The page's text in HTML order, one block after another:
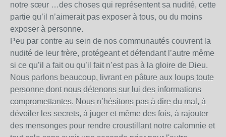
notre sœur …des choses qui représentent sa nudité, cette
partie qu’il n’aimerait pas exposer à tous, ou du moins
exposer à personne.
Peu par contre au sein de nos communautés couvrent la
nudité de leur frère, protégeant et défendant l’autre même
si ce qu’il a fait ou qu’il fait n’est pas à la gloire de Dieu.
Nous parlons beaucoup, livrant en pâture aux loups toute
personne dont nous détenons sur lui des informations
compromettantes. Nous n’hésitons pas à dire du mal, à
dévoiler les secrets, à juger et même des fois, à rajouter
des mensonges pour rendre croustillant notre calomnie et